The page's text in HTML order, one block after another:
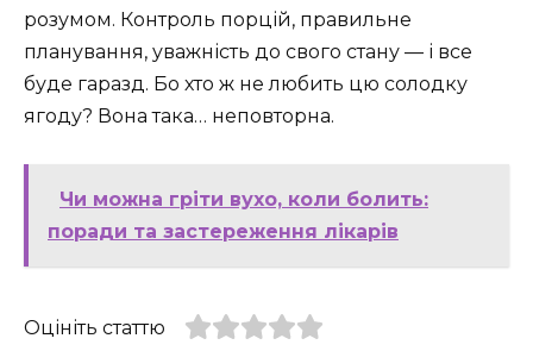
розумом. Контроль порцій, правильне
планування, уважність до свого стану — і все
буде гаразд. Бо хто ж не любить цю солодку
ягоду? Вона така… неповторна.
Чи можна гріти вухо, коли болить:
поради та застереження лікарів
Оцініть статтю